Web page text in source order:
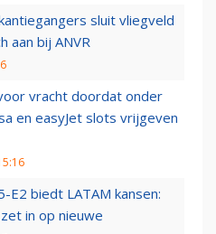
sluit vliegveld
aan bij ANVR
vracht doordat onder
en easyJet slots vrijgeven
E2 biedt LATAM kansen:
in op nieuwe